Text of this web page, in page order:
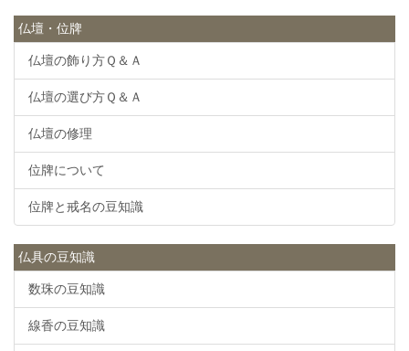
仏壇・位牌
仏壇の飾り方Ｑ＆Ａ
仏壇の選び方Ｑ＆Ａ
仏壇の修理
位牌について
位牌と戒名の豆知識
仏具の豆知識
数珠の豆知識
線香の豆知識